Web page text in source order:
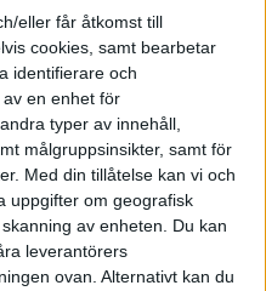
eller får åtkomst till
cookies, samt bearbetar
identifierare och
en enhet för
typer av innehåll,
målgruppsinsikter, samt för
Med din tillåtelse kan vi och
uppgifter om geografisk
av enheten. Du kan
leverantörers
ovan. Alternativt kan du
bokföring och
från ett företag. En
man bokför när
man köpt